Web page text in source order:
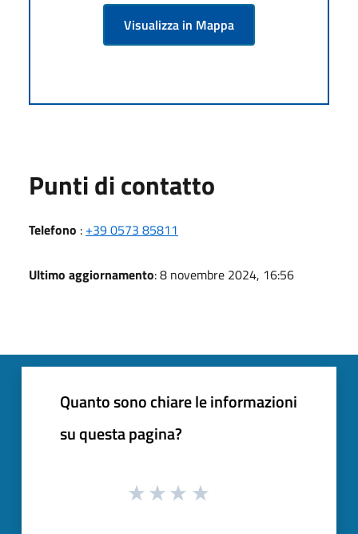
Visualizza in Mappa
Punti di contatto
Telefono : +39 0573 85811
Ultimo aggiornamento: 8 novembre 2024, 16:56
Quanto sono chiare le informazioni
su questa pagina?